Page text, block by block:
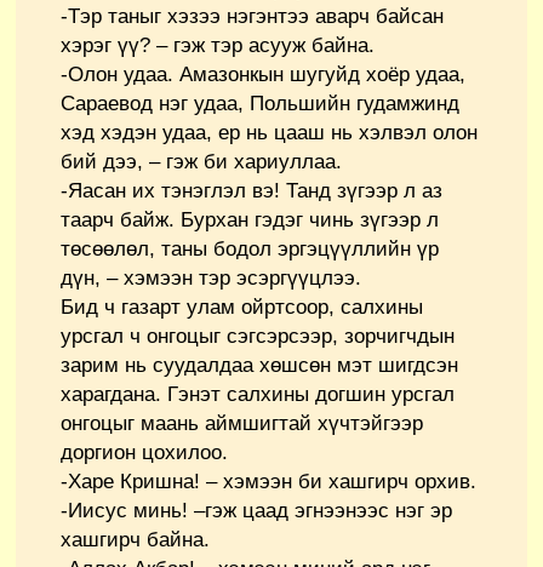
-Тэр таныг хэзээ нэгэнтээ аварч байсан
хэрэг үү? – гэж тэр асууж байна.
-Олон удаа. Амазонкын шугуйд хоёр удаа,
Сараевод нэг удаа, Польшийн гудамжинд
хэд хэдэн удаа, ер нь цааш нь хэлвэл олон
бий дээ, – гэж би хариуллаа.
-Яасан их тэнэглэл вэ! Танд зүгээр л аз
таарч байж. Бурхан гэдэг чинь зүгээр л
төсөөлөл, таны бодол эргэцүүллийн үр
дүн, – хэмээн тэр эсэргүүцлээ.
Бид ч газарт улам ойртсоор, салхины
урсгал ч онгоцыг сэгсэрсээр, зорчигчдын
зарим нь суудалдаа хөшсөн мэт шигдсэн
харагдана. Гэнэт салхины догшин урсгал
онгоцыг маань аймшигтай хүчтэйгээр
доргион цохилоо.
-Харе Кришна! – хэмээн би хашгирч орхив.
-Иисус минь! –гэж цаад эгнээнээс нэг эр
хашгирч байна.